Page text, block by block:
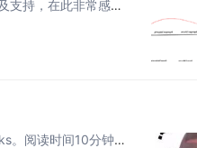
前言 上一篇博客vue3响应式原理的内容得到了大家的认可以及支持，在此非常感谢家人们,希望能为大家更多地输出自己所学的知识! 最近在学习vue3中runtime-core 运行时的源码，对vue3对组件以及dom元素初始化的流程有了全...
hello，我是海海 从这一期我们将开启一个新的旅程——ahooks。阅读时间10分钟。 由于ahooks内容比较多，我将拆分成几个章节，本期我们先从整体的角度认识ahooks，并讲解比较简单的“开发”hooks和“生命周期”hook...